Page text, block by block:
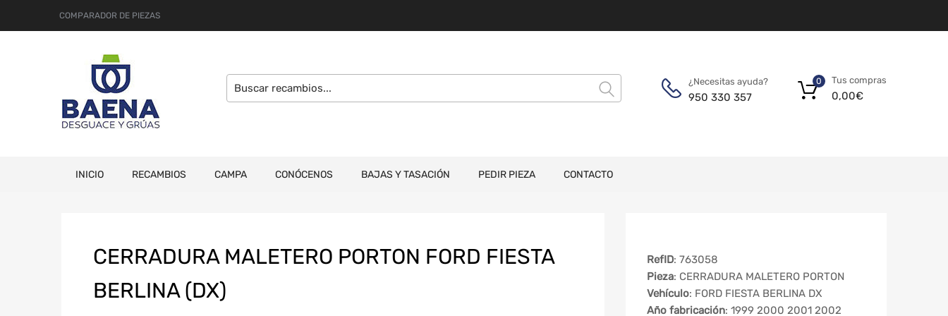
COMPARADOR DE PIEZAS
¿Necesitas ayuda?
950 330 357
Tus compras
0,00€
0
INICIO RECAMBIOS CAMPA CONÓCENOS BAJAS Y TASACIÓN PEDIR PIEZA CONTACTO
CERRADURA MALETERO PORTON FORD FIESTA
BERLINA (DX)
RefID: 763058
Pieza: CERRADURA MALETERO PORTON
Vehículo: FORD FIESTA BERLINA DX
Año fabricación: 1999 2000 2001 2002